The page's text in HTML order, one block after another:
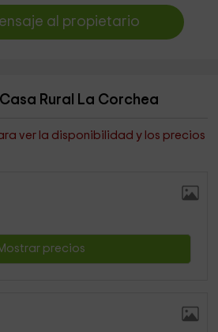
al propietario
Rural La Corchea
ver la disponibilidad y los precios
precios